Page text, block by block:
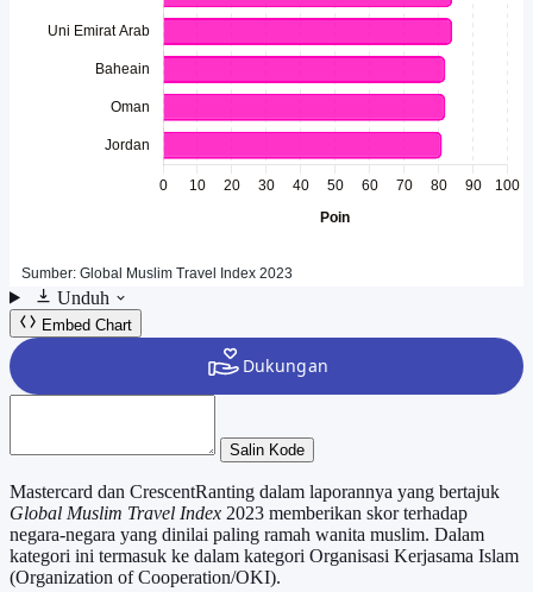
Unduh
Embed Chart
Salin Kode
Mastercard dan CrescentRanting dalam laporannya yang bertajuk
Global Muslim Travel Index 2023 memberikan skor terhadap
negara-negara yang dinilai paling ramah wanita muslim. Dalam
kategori ini termasuk ke dalam kategori Organisasi Kerjasama Islam
(Organization of Cooperation/OKI).